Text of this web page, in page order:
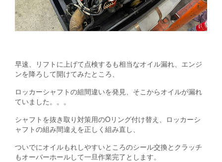
早速、リフトに上げて点検するも相当なオイル漏れ、エンジ
ンを降ろして開けてみたところ、
ロッカーシャフトの組間違いを発見、そこからオイルが漏れ
ていました。。。
シャフトを抜き取り対策用のOリング付け替え、ロッカーシ
ャフトの組み間違えを正しく組み直し、
ついでにオイルもれしやすいところのシール交換とクラッチ
もオーバーホールして一旦作業完了とします。